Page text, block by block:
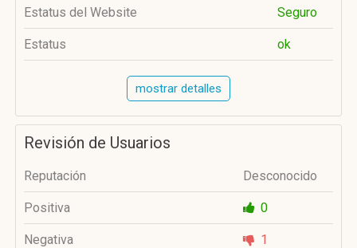
Estatus del Website Seguro
Estatus ok
mostrar detalles
Revisión de Usuarios
Reputación Desconocido
Positiva 0
Negativa 1